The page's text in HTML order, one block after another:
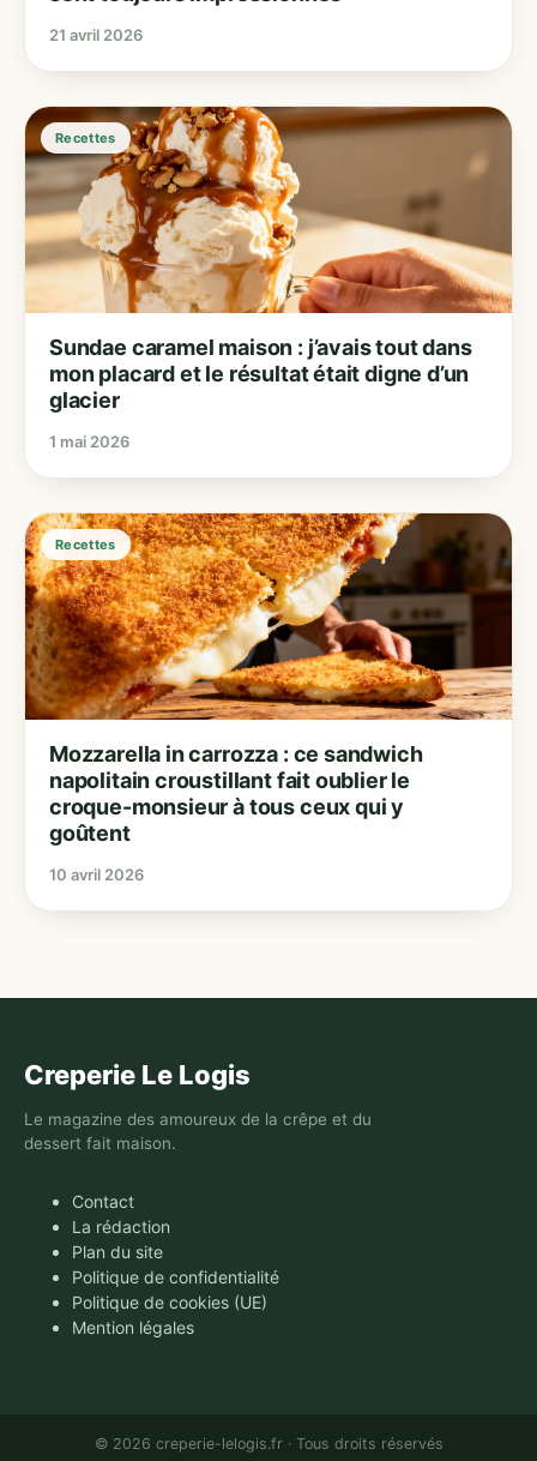
21 avril 2026
Recettes
Sundae caramel maison : j’avais tout dans
mon placard et le résultat était digne d’un
glacier
1 mai 2026
Recettes
Mozzarella in carrozza : ce sandwich
napolitain croustillant fait oublier le
croque-monsieur à tous ceux qui y
goûtent
10 avril 2026
Creperie Le Logis
Le magazine des amoureux de la crêpe et du
dessert fait maison.
Contact
La rédaction
Plan du site
Politique de confidentialité
Politique de cookies (UE)
Mention légales
© 2026 creperie-lelogis.fr · Tous droits réservés